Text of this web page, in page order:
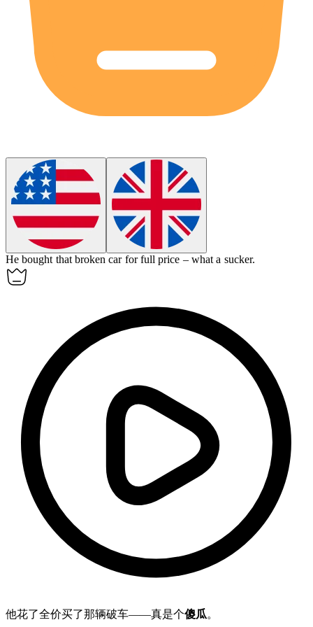
He bought that broken car for full price – what a sucker.
他花了全价买了那辆破车——真是个傻瓜。